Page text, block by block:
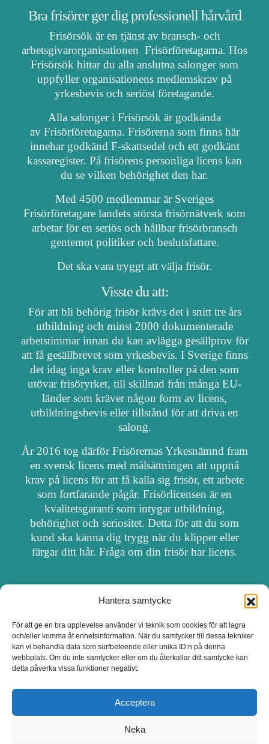
Hantera samtycke
För att ge en bra upplevelse använder vi teknik som cookies för att lagra
och/eller komma åt enhetsinformation. När du samtycker till dessa tekniker
kan vi behandla data som surfbeteende eller unika ID:n på denna
webbplats. Om du inte samtycker eller om du återkallar ditt samtycke kan
detta påverka vissa funktioner negativt.
Acceptera
Neka
Bra frisörer ger dig professionell hårvård
Frisörsök är en tjänst av bransch- och
arbetsgivarorganisationen Frisörföretagarna. Hos
Frisörsök hittar du alla anslutna salonger som
uppfyller organisationens medlemskrav på
yrkesbevis och seriöst företagande.
Alla salonger i Frisörsök är godkända
av Frisörföretagarna. Frisörerna som finns här
innehar godkänd F-skattsedel och ett godkänt
kassaregister. På frisörens personliga licens kan
du se vilken behörighet den har.
Med 4500 medlemmar är Sveriges
Frisörföretagare landets största frisörnätverk som
arbetar för en seriös och hållbar frisörbransch
gentemot politiker och beslutsfattare.
Det ska vara tryggt att välja frisör.
Visste du att:
För att bli behörig frisör krävs det i snitt tre års
utbildning och minst 2000 dokumenterade
arbetstimmar innan du kan avlägga gesällprov för
att få gesällbrevet som yrkesbevis. I Sverige finns
det idag inga krav eller kontroller på den som
utövar frisöryrket, till skillnad från många EU-
länder som kräver någon form av licens,
utbildningsbevis eller tillstånd för att driva en
salong.
År 2016 tog därför Frisörernas Yrkesnämnd fram
en svensk licens med målsättningen att uppnå
krav på licens för att få kalla sig frisör, ett arbete
som fortfarande pågår. Frisörlicensen är en
kvalitetsgaranti som intygar utbildning,
behörighet och seriositet. Detta för att du som
kund ska känna dig trygg när du klipper eller
färgar ditt hår. Fråga om din frisör har licens.
OM FRISÖRSÖK
UPPDATERA SALONG